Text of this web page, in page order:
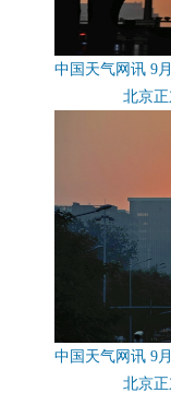
中国天气网讯 9
北京
中国天气网讯 9
北京